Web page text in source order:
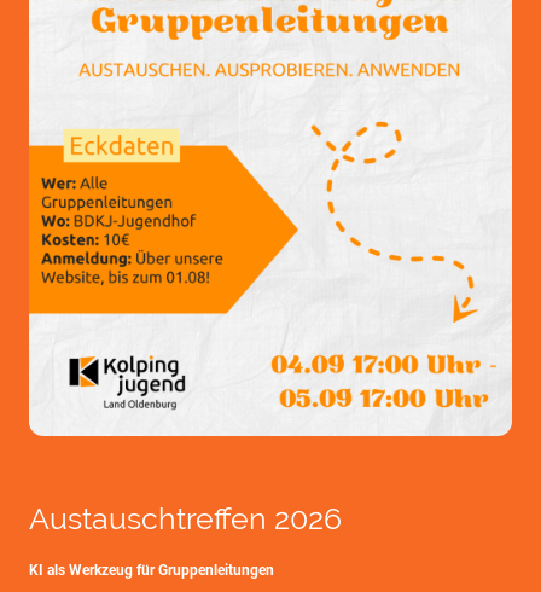
Austauschtreffen 2026
KI als Werkzeug für Gruppenleitungen